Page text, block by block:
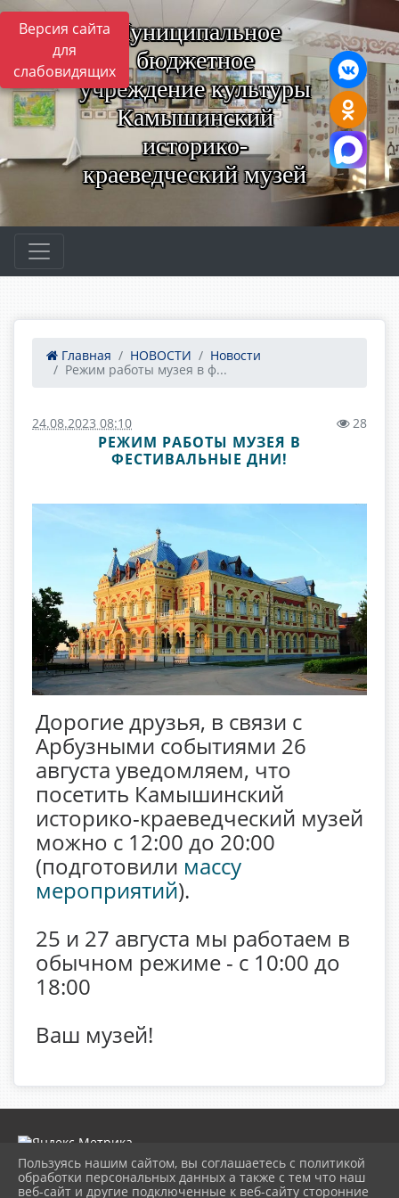
Версия сайта
для
слабовидящих
Муниципальное
бюджетное
учреждение культуры
Камышинский
историко-
краеведческий музей
Главная НОВОСТИ
Новости
Режим работы музея в ф...
24.08.2023 08:10 28
РЕЖИМ РАБОТЫ МУЗЕЯ В
ФЕСТИВАЛЬНЫЕ ДНИ!
Дорогие друзья, в связи с
Арбузными событиями 26
августа уведомляем, что
посетить Камышинский
историко-краеведческий музей
можно с 12:00 до 20:00
(подготовили массу
мероприятий).
25 и 27 августа мы работаем в
обычном режиме - с 10:00 до
18:00
Ваш музей!
Пользуясь нашим сайтом, вы соглашаетесь с политикой
обработки персональных данных а также с тем что наш
веб-сайт и другие подключенные к веб-сайту сторонние